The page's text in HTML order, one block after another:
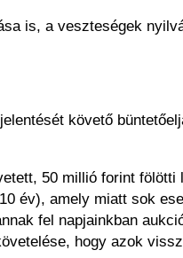
is, a veszteségek
követő
50 millió forint
év), amely miatt sok
fel napjainkban
hogy azok